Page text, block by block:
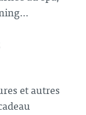
et autres